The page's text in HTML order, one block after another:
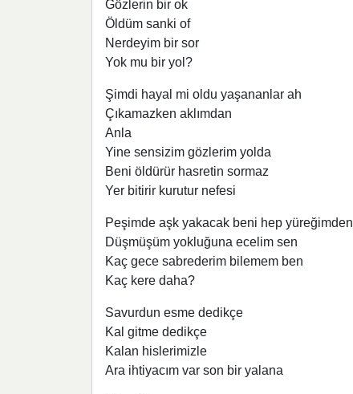
Gözlerin bir ok
Öldüm sanki of
Nerdeyim bir sor
Yok mu bir yol?
Şimdi hayal mi oldu yaşananlar ah
Çıkamazken aklımdan
Anla
Yine sensizim gözlerim yolda
Beni öldürür hasretin sormaz
Yer bitirir kurutur nefesi
Peşimde aşk yakacak beni hep yüreğimden
Düşmüşüm yokluğuna ecelim sen
Kaç gece sabrederim bilemem ben
Kaç kere daha?
Savurdun esme dedikçe
Kal gitme dedikçe
Kalan hislerimizle
Ara ihtiyacım var son bir yalana